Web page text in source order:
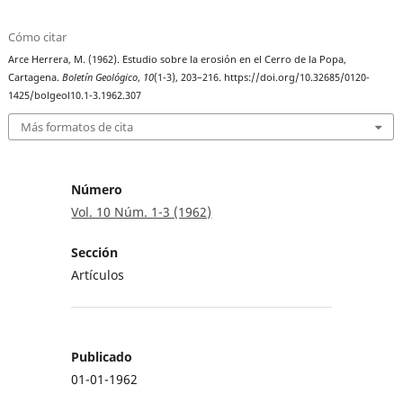
Cómo citar
Arce Herrera, M. (1962). Estudio sobre la erosión en el Cerro de la Popa,
Cartagena.Boletín Geológico, 10(1-3), 203–216. https://doi.org/10.32685/0120-
1425/bolgeol10.1-3.1962.307
Más formatos de cita
Número
Vol. 10 Núm. 1-3 (1962)
Sección
Artículos
Publicado
01-01-1962